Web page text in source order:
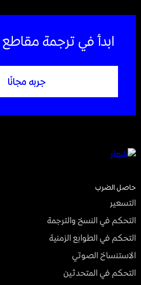
ابدأ في ترجمة مقاطع
جربه مجانًا
حاصل الضرب
التسعير
التحكم في النسخ والترجمة
التحكم في الطوابع الزمنية
الاستنساخ الصوتي
التحكم في المتحدثين